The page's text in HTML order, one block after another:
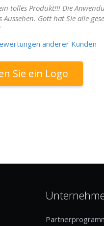
tolles Produkt!!! Die
Aussehen. Gott hat Sie alle
anderer Kunden
Sie ein Logo